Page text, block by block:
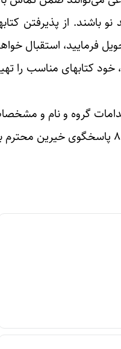
نو باشند. از پذیرفتن
فرمایید، استقبال
خود کتابهای مناسب را